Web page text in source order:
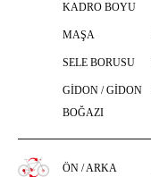
KADRO BOYU
MAŞA
SELE BORUSU
GİDON / GİDON
BOĞAZI
ÖN / ARKA